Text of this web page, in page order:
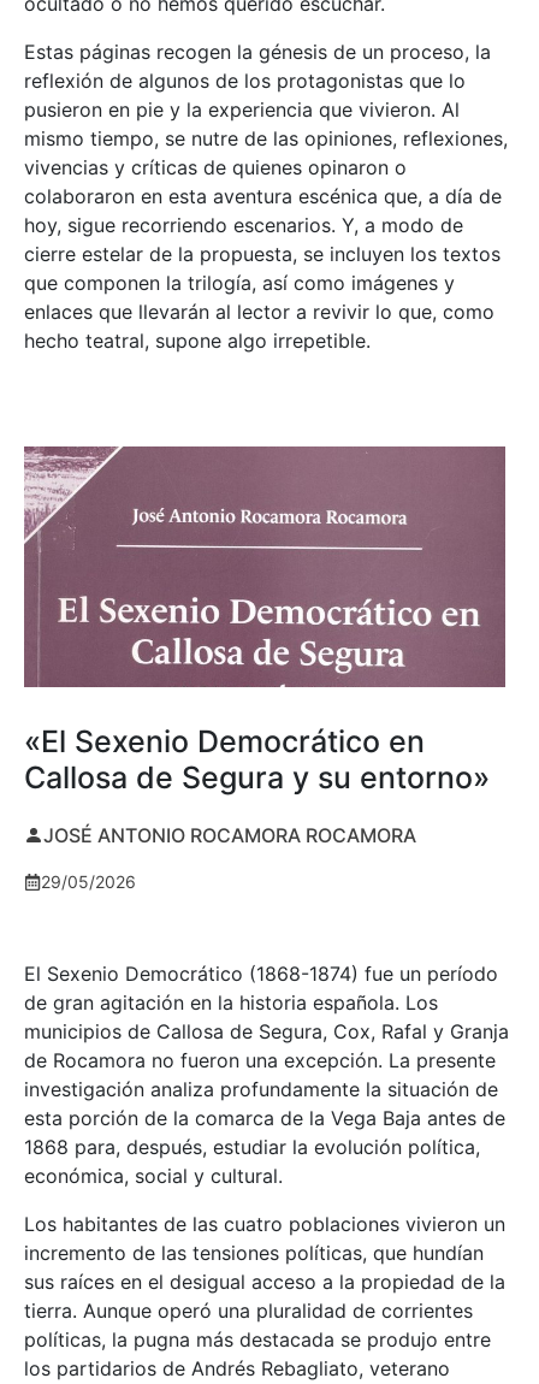
Estas páginas recogen la génesis de un proceso, la
reflexión de algunos de los protagonistas que lo
pusieron en pie y la experiencia que vivieron. Al
mismo tiempo, se nutre de las opiniones, reflexiones,
vivencias y críticas de quienes opinaron o
colaboraron en esta aventura escénica que, a día de
hoy, sigue recorriendo escenarios. Y, a modo de
cierre estelar de la propuesta, se incluyen los textos
que componen la trilogía, así como imágenes y
enlaces que llevarán al lector a revivir lo que, como
hecho teatral, supone algo irrepetible.
«El Sexenio Democrático en
Callosa de Segura y su entorno»
JOSÉ ANTONIO ROCAMORA ROCAMORA
29/05/2026
El Sexenio Democrático (1868-1874) fue un período
de gran agitación en la historia española. Los
municipios de Callosa de Segura, Cox, Rafal y Granja
de Rocamora no fueron una excepción. La presente
investigación analiza profundamente la situación de
esta porción de la comarca de la Vega Baja antes de
1868 para, después, estudiar la evolución política,
económica, social y cultural.
Los habitantes de las cuatro poblaciones vivieron un
incremento de las tensiones políticas, que hundían
sus raíces en el desigual acceso a la propiedad de la
tierra. Aunque operó una pluralidad de corrientes
políticas, la pugna más destacada se produjo entre
los partidarios de Andrés Rebagliato, veterano